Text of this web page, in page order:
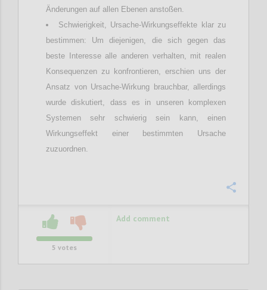
Änderungen auf allen Ebenen anstoßen.
Schwierigkeit, Ursache-Wirkungseffekte klar zu
bestimmen: Um diejenigen, die sich gegen das
beste Interesse alle anderen verhalten, mit realen
Konsequenzen zu konfrontieren, erschien uns der
Ansatz von Ursache-Wirkung brauchbar, allerdings
wurde diskutiert, dass es in unseren komplexen
Systemen sehr schwierig sein kann, einen
Wirkungseffekt einer bestimmten Ursache
zuzuordnen.
5 votes
Add comment